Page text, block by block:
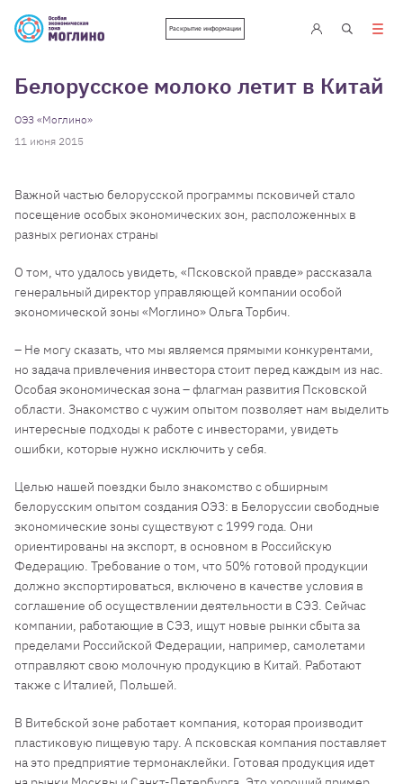
Раскрытие информации
Белорусское молоко летит в Китай
ОЭЗ «Моглино»
11 июня 2015
Важной частью белорусской программы псковичей стало
посещение особых экономических зон, расположенных в
разных регионах страны
О том, что удалось увидеть, «Псковской правде» рассказала
генеральный директор управляющей компании особой
экономической зоны «Моглино» Ольга Торбич.
– Не могу сказать, что мы являемся прямыми конкурентами,
но задача привлечения инвестора стоит перед каждым из нас.
Особая экономическая зона – флагман развития Псковской
области. Знакомство с чужим опытом позволяет нам выделить
интересные подходы к работе с инвесторами, увидеть
ошибки, которые нужно исключить у себя.
Целью нашей поездки было знакомство с обширным
белорусским опытом создания ОЭЗ: в Белоруссии свободные
экономические зоны существуют с 1999 года. Они
ориентированы на экспорт, в основном в Российскую
Федерацию. Требование о том, что 50% готовой продукции
должно экспортироваться, включено в качестве условия в
соглашение об осуществлении деятельности в СЭЗ. Сейчас
компании, работающие в СЭЗ, ищут новые рынки сбыта за
пределами Российской Федерации, например, самолетами
отправляют свою молочную продукцию в Китай. Работают
также с Италией, Польшей.
В Витебской зоне работает компания, которая производит
пластиковую пищевую тару. А псковская компания поставляет
на это предприятие термонаклейки. Готовая продукция идет